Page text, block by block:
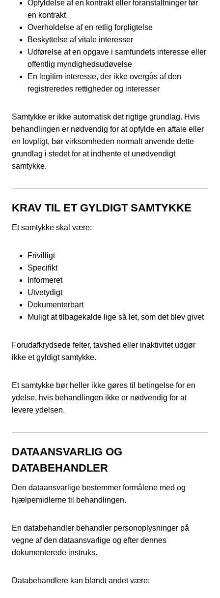
Opfyldelse af en kontrakt eller foranstaltninger før
en kontrakt
Overholdelse af en retlig forpligtelse
Beskyttelse af vitale interesser
Udførelse af en opgave i samfundets interesse eller
offentlig myndighedsudøvelse
En legitim interesse, der ikke overgås af den
registreredes rettigheder og interesser
Samtykke er ikke automatisk det rigtige grundlag. Hvis
behandlingen er nødvendig for at opfylde en aftale eller
en lovpligt, bør virksomheden normalt anvende dette
grundlag i stedet for at indhente et unødvendigt
samtykke.
KRAV TIL ET GYLDIGT SAMTYKKE
Et samtykke skal være:
Frivilligt
Specifikt
Informeret
Utvetydigt
Dokumenterbart
Muligt at tilbagekalde lige så let, som det blev givet
Forudafkrydsede felter, tavshed eller inaktivitet udgør
ikke et gyldigt samtykke.
Et samtykke bør heller ikke gøres til betingelse for en
ydelse, hvis behandlingen ikke er nødvendig for at
levere ydelsen.
DATAANSVARLIG OG
DATABEHANDLER
Den dataansvarlige bestemmer formålene med og
hjælpemidlerne til behandlingen.
En databehandler behandler personoplysninger på
vegne af den dataansvarlige og efter dennes
dokumenterede instruks.
Databehandlere kan blandt andet være: